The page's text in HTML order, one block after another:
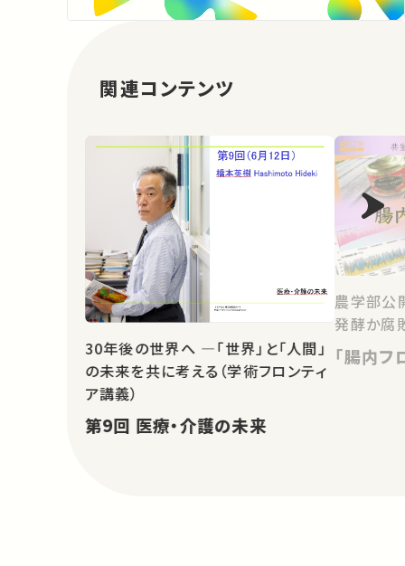
関連コンテンツ
30年後の世界へ ―「世界」と「人間」
の未来を共に考える（学術フロンティ
ア講義）
第9回 医療・介護の未来
農学部公
発酵か腐
「腸内フ